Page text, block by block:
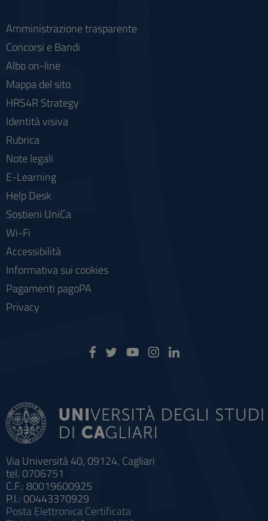
Via Università 40, 09124, Cagliari
tel. 0706751
C.F.: 80019600925
P.I.: 00443370929
Posta Elettronica Certificata
Amministrazione trasparente
Concorsi e Bandi
Albo on-line
Mappa del sito
HRS4R Strategy
Identità visiva
Rubrica
Note legali
E-Learning
Help Desk
Sostieni UniCa
Wi-Fi
Accessibilità
Informativa sui cookies
Pagamenti pagoPA
Privacy